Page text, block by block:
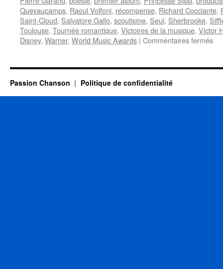
Quevaucamps, Raoul Volfoni, récompense, Richard Cocciante,
Saint-Cloud, Salvatore Gallo, scoutisme, Seul, Sherbrooke,
Toulouse, Tournée romantique, Victoires de la musique, Victor
Disney, Warner, World Music Awards | Commentaires ferméssur
Passion Chanson Politique de confidentialité